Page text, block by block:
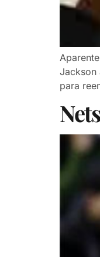
Jackson
para